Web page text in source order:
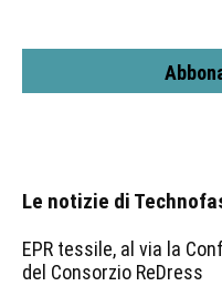
Le notizie di
EPR tessile, al via la
del Consorzio ReDress